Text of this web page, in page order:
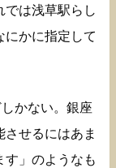
では浅草駅らし
にかに指定して
かない。銀座
せるにはあま
す」のようなも